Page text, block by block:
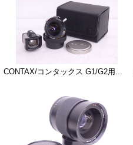
CONTAX/コンタックス G1/G2用...